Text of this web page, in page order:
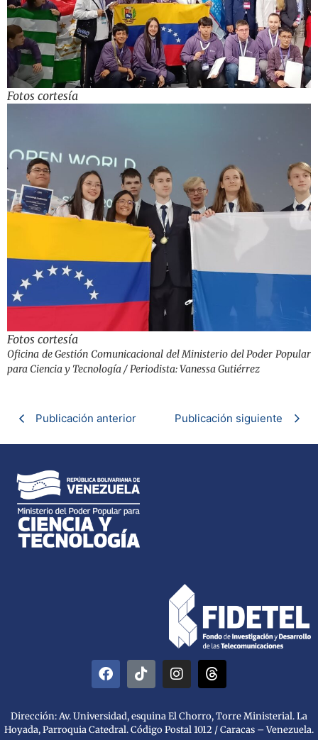
Fotos cortesía
Fotos cortesía
Oficina de Gestión Comunicacional del Ministerio del Poder Popular
para Ciencia y Tecnología / Periodista: Vanessa Gutiérrez
Publicación anterior Publicación siguiente
Dirección: Av. Universidad, esquina El Chorro, Torre Ministerial. La
Hoyada, Parroquia Catedral. Código Postal 1012 / Caracas – Venezuela.